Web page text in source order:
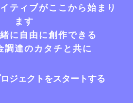
ティブがここから始まり
ます
に自由に創作できる
調達のカタチと共に
ジェクトをスタートする